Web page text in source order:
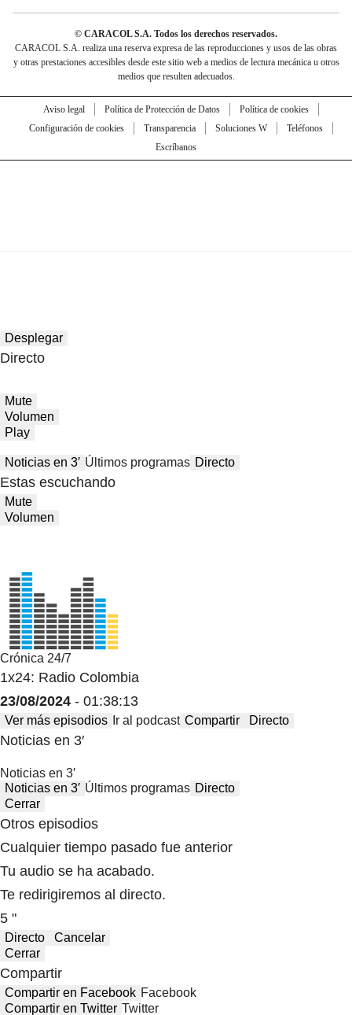
© CARACOL S.A. Todos los derechos reservados.
CARACOL S.A. realiza una reserva expresa de las reproducciones y usos de las obras
y otras prestaciones accesibles desde este sitio web a medios de lectura mecánica u otros
medios que resulten adecuados.
Aviso legal Política de Protección de Datos
Política de cookies
Configuración de cookies
Transparencia Soluciones W
Teléfonos
Escríbanos
Desplegar
Directo
Mute
Volumen
Play
Noticias en 3′ Últimos programas Directo
Estas escuchando
Mute
Volumen
Crónica 24/7
1x24: Radio Colombia
23/08/2024 - 01:38:13
Ver más episodios Ir al podcast Compartir Directo
Noticias en 3′
Noticias en 3′
Noticias en 3′ Últimos programas Directo
Cerrar
Otros episodios
Cualquier tiempo pasado fue anterior
Tu audio se ha acabado.
Te redirigiremos al directo.
5 "
Directo
Cancelar
Cerrar
Compartir
Compartir en Facebook Facebook
Compartir en Twitter Twitter